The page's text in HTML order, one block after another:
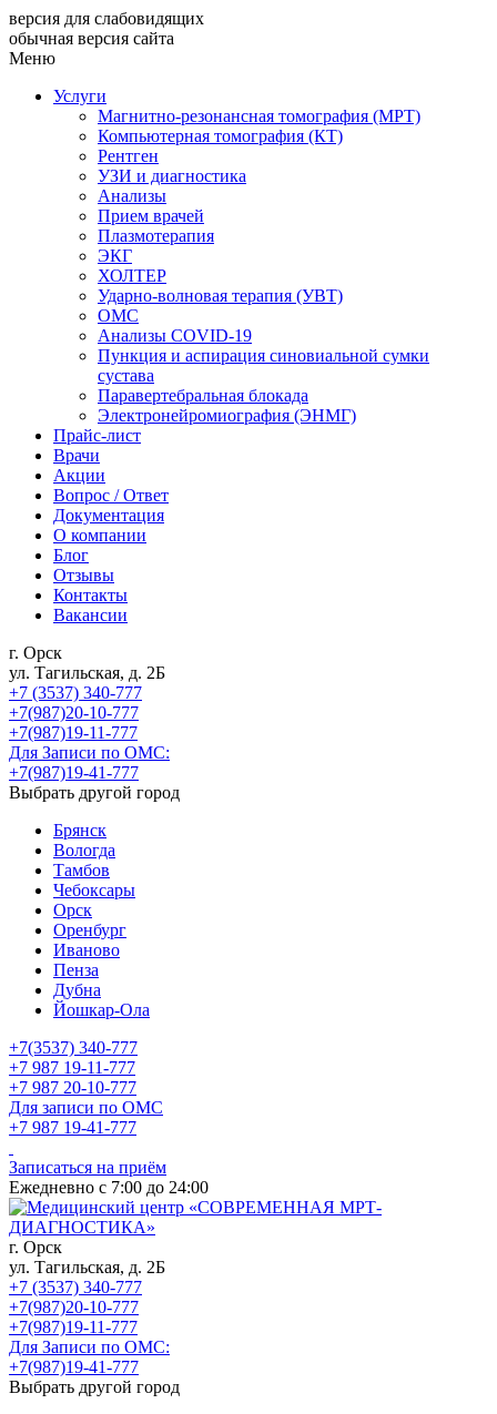
версия для слабовидящих
обычная версия сайта
Меню
Услуги
Магнитно-резонансная томография (МРТ)
Компьютерная томография (КТ)
Рентген
УЗИ и диагностика
Анализы
Прием врачей
Плазмотерапия
ЭКГ
ХОЛТЕР
Ударно-волновая терапия (УВТ)
ОМС
Анализы COVID-19
Пункция и аспирация синовиальной сумки
сустава
Паравертебральная блокада
Электронейромиография (ЭНМГ)
Прайс-лист
Врачи
Акции
Вопрос / Ответ
Документация
О компании
Блог
Отзывы
Контакты
Вакансии
г. Орск
ул. Тагильская, д. 2Б
+7 (3537) 340-777
+7(987)20-10-777
+7(987)19-11-777
Для Записи по ОМС:
+7(987)19-41-777
Выбрать другой город
Брянск
Вологда
Тамбов
Чебоксары
Орск
Оренбург
Иваново
Пенза
Дубна
Йошкар-Ола
+7(3537) 340-777
+7 987 19-11-777
+7 987 20-10-777
Для записи по ОМС
+7 987 19-41-777
Записаться на приём
Ежедневно с 7:00 до 24:00
г. Орск
ул. Тагильская, д. 2Б
+7 (3537) 340-777
+7(987)20-10-777
+7(987)19-11-777
Для Записи по ОМС:
+7(987)19-41-777
Выбрать другой город